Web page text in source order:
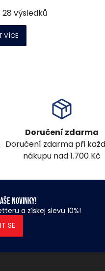
28 výsledků
VÍCE
Doručení zdarma
Doručení zdarma při
nákupu nad 1.700 Kč
novinky!
a získej slevu 10%!
SE